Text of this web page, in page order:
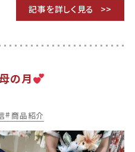
記事を詳しく見る
の月
商品紹介